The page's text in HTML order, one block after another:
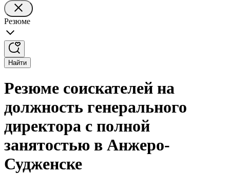
Резюме
Найти
Резюме соискателей на
должность генерального
директора с полной
занятостью в Анжеро-
Судженске